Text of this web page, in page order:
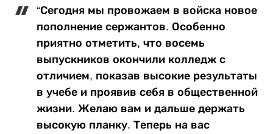
“Сегодня мы провожаем в войска новое
пополнение сержантов. Особенно
приятно отметить, что восемь
выпускников окончили колледж с
отличием, показав высокие результаты
в учебе и проявив себя в общественной
жизни. Желаю вам и дальше держать
высокую планку. Теперь на вас